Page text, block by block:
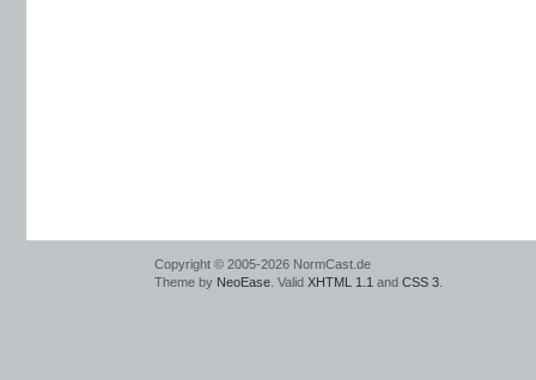
Copyright © 2005-2026 NormCast.de
Theme by NeoEase . Valid XHTML 1.1 and CSS 3